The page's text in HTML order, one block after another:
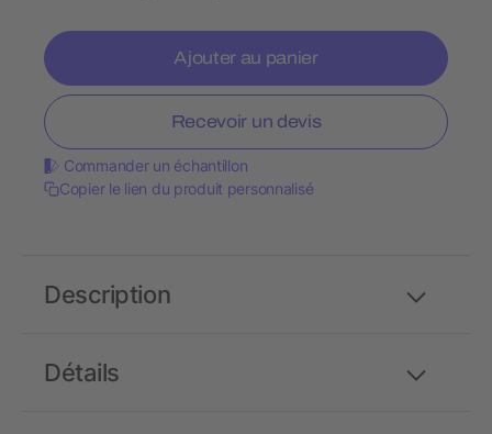
Ajouter au panier
Recevoir un devis
Commander un échantillon
Copier le lien du produit personnalisé
Détails
Description